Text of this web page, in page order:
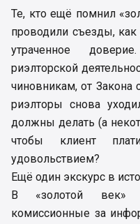
Те, кто ещё помнил
проводили съезды,
утраченное
риэлторской
чиновникам, от Закона
риэлторы снова
должны делать (а
чтобы клиент
удовольствием?
Ещё один экскурс в
В «золотой век»
комиссионные за